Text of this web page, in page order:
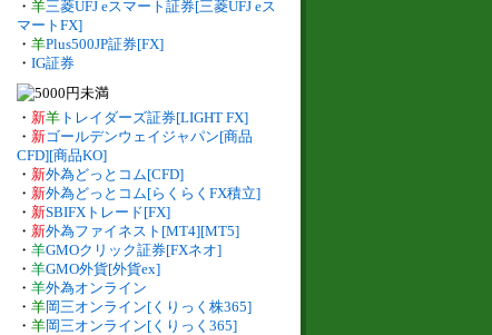
・ 羊三菱UFJ eスマート証券[三菱UFJ eス
マートFX]
・ 羊Plus500JP証券[FX]
・ IG証券
・ 新羊 トレイダーズ証券[LIGHT FX]
・ 新ゴールデンウェイジャパン[商品
CFD][商品KO]
・ 新外為どっとコム[CFD]
・ 新外為どっとコム[らくらくFX積立]
・ 新SBIFXトレード[FX]
・ 新外為ファイネスト[MT4][MT5]
・ 羊GMOクリック証券[FXネオ]
・ 羊GMO外貨[外貨ex]
・ 羊外為オンライン
・ 羊岡三オンライン[くりっく株365]
・ 羊岡三オンライン[くりっく365]